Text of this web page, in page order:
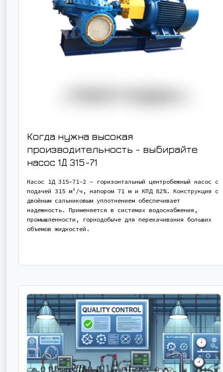
Когда нужна высокая
производительность - выбирайте
насос 1Д 315-71
Насос 1Д 315-71-2 - горизонтальный центробежный насос с
подачей 315 м³/ч, напором 71 м и КПД 82%. Конструкция с
двойным сальниковым уплотнением обеспечивает
надежность. Применяется в системах водоснабжения,
промышленности, горнодобыче для перекачивания больших
объемов жидкостей.